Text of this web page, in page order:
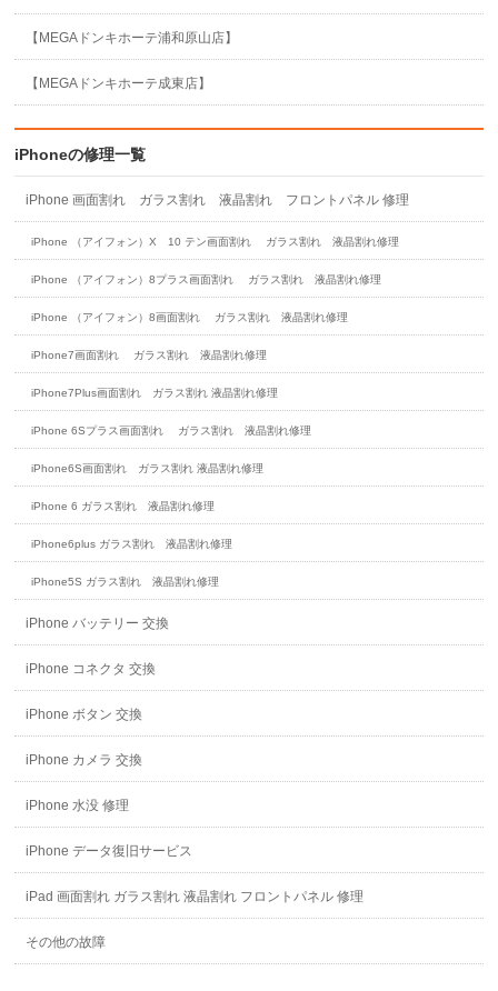
【MEGAドンキホーテ浦和原山店】
【MEGAドンキホーテ成東店】
iPhoneの修理一覧
iPhone 画面割れ ガラス割れ 液晶割れ フロントパネル 修理
iPhone （アイフォン）X 10 テン画面割れ ガラス割れ 液晶割れ修理
iPhone （アイフォン）8プラス画面割れ ガラス割れ 液晶割れ修理
iPhone （アイフォン）8画面割れ ガラス割れ 液晶割れ修理
iPhone7画面割れ ガラス割れ 液晶割れ修理
iPhone7Plus画面割れ ガラス割れ 液晶割れ修理
iPhone 6Sプラス画面割れ ガラス割れ 液晶割れ修理
iPhone6S画面割れ ガラス割れ 液晶割れ修理
iPhone 6 ガラス割れ 液晶割れ修理
iPhone6plus ガラス割れ 液晶割れ修理
iPhone5S ガラス割れ 液晶割れ修理
iPhone バッテリー 交換
iPhone コネクタ 交換
iPhone ボタン 交換
iPhone カメラ 交換
iPhone 水没 修理
iPhone データ復旧サービス
iPad 画面割れ ガラス割れ 液晶割れ フロントパネル 修理
その他の故障